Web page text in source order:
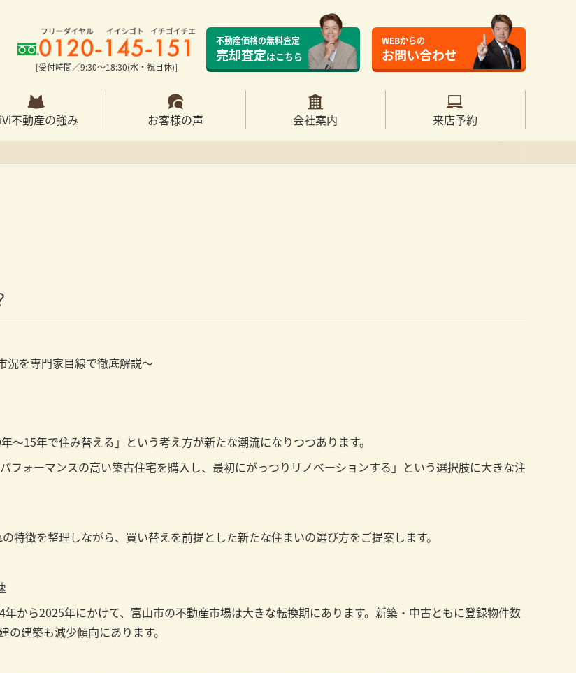
[受付時間／9:30〜18:30(水・祝日休)]
不動産価格の無料査定
売却査定はこちら
WEBからの
お問い合わせ
不動産の強み お客様の声 会社案内 来店予約
況を専門家目線で徹底解説～
15年で住み替える」という考え方が新たな潮流になりつつあります。
フォーマンスの高い築古住宅を購入し、最初にがっつりリノベーションする」という選択肢に大きな注
徴を整理しながら、買い替えを前提とした新たな住まいの選び方をご提案します。
から2025年にかけて、富山市の不動産市場は大きな転換期にあります。新築・中古ともに登録物件数
建築も減少傾向にあります。